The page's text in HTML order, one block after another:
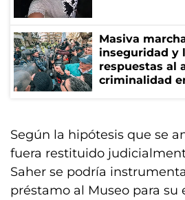
Masiva
inseguridad y
respuestas al
criminalidad
Según la hipótesis que se
fuera restituido
Saher se podría
préstamo al Museo para su